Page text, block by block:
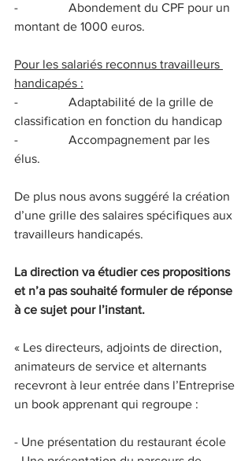
-                Abondement du CPF pour un
montant de 1000 euros.
Pour les salariés reconnus travailleurs
handicapés :
-                Adaptabilité de la grille de
classification en fonction du handicap
-                Accompagnement par les
élus.
De plus nous avons suggéré la création
d’une grille des salaires spécifiques aux
travailleurs handicapés.
La direction va étudier ces propositions
et n’a pas souhaité formuler de réponse
à ce sujet pour l’instant.
« Les directeurs, adjoints de direction,
animateurs de service et alternants
recevront à leur entrée dans l’Entreprise
un book apprenant qui regroupe :
- Une présentation du restaurant école